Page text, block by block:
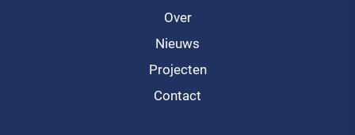
Over
Nieuws
Projecten
Contact